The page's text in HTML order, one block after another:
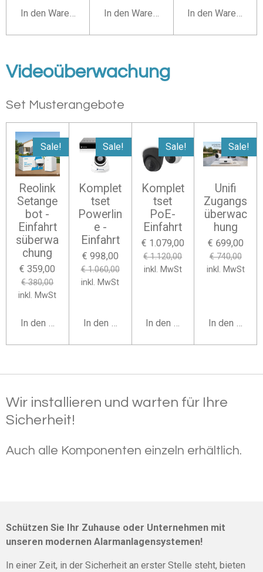
In den Warenkorb In den Warenkorb In den Warenkorb
Videoüberwachung
Set Musterangebote
Sale!
Reolink
Setange
bot -
Einfahrt
süberwa
chung
€ 359,00
€ 380,00
inkl. MwSt
In den Warenkorb
Sale!
Komplet
tset
Powerlin
e -
Einfahrt
€ 998,00
€ 1.060,00
inkl. MwSt
In den Warenkorb
Sale!
Komplet
tset
PoE-
Einfahrt
€ 1.079,00
€ 1.120,00
inkl. MwSt
In den Warenkorb
Sale!
Unifi
Zugangs
überwac
hung
€ 699,00
€ 740,00
inkl. MwSt
In den
Wir installieren und warten für Ihre
Sicherheit!
Auch alle Komponenten einzeln erhältlich.
Schützen Sie Ihr Zuhause oder Unternehmen mit
unseren modernen Alarmanlagensystemen!
In einer Zeit, in der Sicherheit an erster Stelle steht, bieten